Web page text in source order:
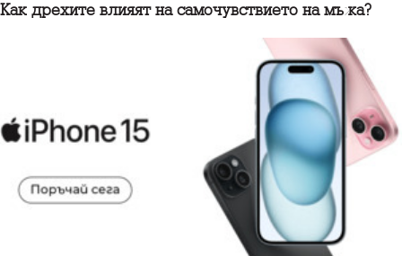
Как дрехите влияят на самочувствието на мъжа?